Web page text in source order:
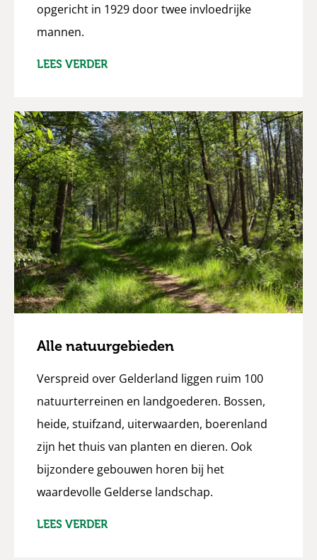
opgericht in 1929 door twee invloedrijke
mannen.
LEES VERDER
Alle natuurgebieden
Verspreid over Gelderland liggen ruim 100
natuurterreinen en landgoederen. Bossen,
heide, stuifzand, uiterwaarden, boerenland
zijn het thuis van planten en dieren. Ook
bijzondere gebouwen horen bij het
waardevolle Gelderse landschap.
LEES VERDER